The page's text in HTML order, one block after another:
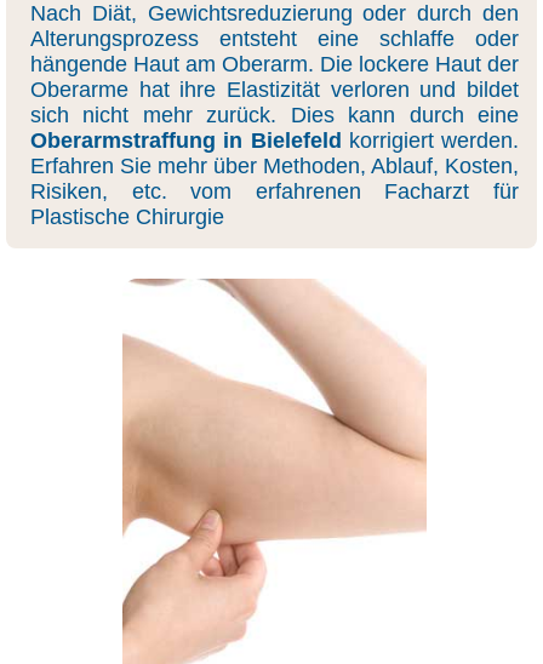
Nach Diät, Gewichtsreduzierung oder durch den
Alterungsprozess entsteht eine schlaffe oder
hängende Haut am Oberarm. Die lockere Haut der
Oberarme hat ihre Elastizität verloren und bildet
sich nicht mehr zurück. Dies kann durch eine
Oberarmstraffung in Bielefeld korrigiert werden.
Erfahren Sie mehr über Methoden, Ablauf, Kosten,
Risiken, etc. vom erfahrenen Facharzt für
Plastische Chirurgie